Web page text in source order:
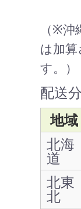
（※
は加
す。）
配送
地域
北海
道
北東
北